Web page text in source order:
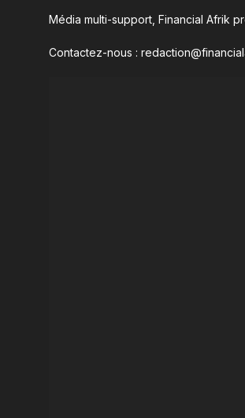
Média multi-support, Financial Afrik
Contactez-nous :